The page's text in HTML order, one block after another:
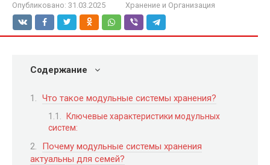
Опубликовано: 31.03.2025 Хранение и Организация
Содержание
Что такое модульные системы хранения?
Ключевые характеристики модульных
систем:
Почему модульные системы хранения
актуальны для семей?